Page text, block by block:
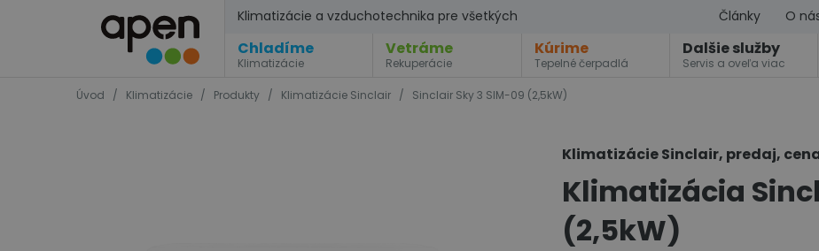
Klimatizácie a vzduchotechnika pre všetkých Články O
Chladíme
Klimatizácie
Vetráme
Rekuperácie
Kúrime
Tepelné čerpadlá
Dalšie služby
Servis a oveľa viac
Úvod / Klimatizácie / Produkty / Klimatizácie Sinclair / Sinclair Sky 3 SIM-09 (2,5kW)
Klimatizácie Sinclair, predaj,
Klimatizácia
(2,5kW)